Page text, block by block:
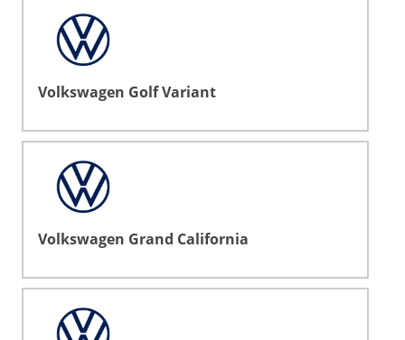
Volkswagen Golf Variant
Volkswagen Grand California